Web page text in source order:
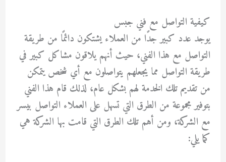
كيفية التواصل مع فني جبس
يوجد عدد كبير جدًا من العملاء يشتكون دائمًا من طريقة
التواصل مع هذا الفني، حيث أنهم يلاقون مشاكل كبير في
طريقة التواصل مما يجعلهم يتواصلون مع أي شخص يتمكن
من تقديم تلك الخدمة لهم بشكل عام، لذلك قام هذا الفني
بتوفير مجموعة من الطرق التي تسهل على العملاء التواصل بيسر
مع الشركة، ومن أهم تلك الطرق التي قامت بها الشركة هي
كما يلي: